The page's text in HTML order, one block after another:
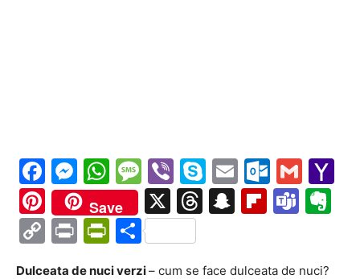
Facebook
Messenger
WhatsApp
Message
ViberSkype
Email
Pinterest
Save X Threads
Snapchat
CopyPrintPrintFriendly
Partajează
Dulceata de nuci verzi– cum se face dulceata de nuci?